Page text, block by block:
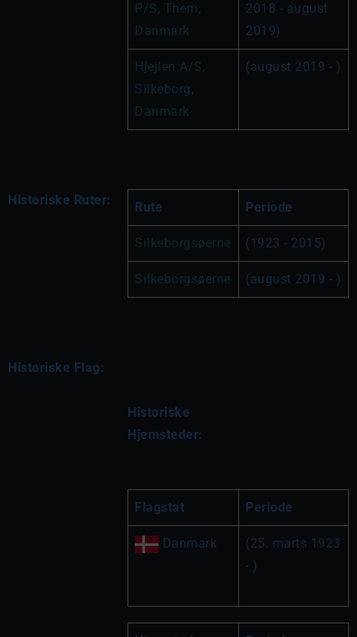
P/S, Them,
Danmark
2018 - august
2019)
Hjejlen A/S,
Silkeborg,
Danmark
(august 2019 - )
Historiske Ruter: Rute Periode
Silkeborgsøerne (1923 - 2015)
Silkeborgsøerne (august 2019 - )
Historiske Flag:
Historiske
Hjemsteder:
Flagstat Periode
Danmark
(25. marts 1923
- )